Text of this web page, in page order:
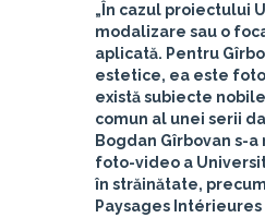
„În cazul proiectului
modalizare sau o
aplicată. Pentru
estetice, ea este
există subiecte
comun al unei serii
Bogdan Gîrbovan s-a
foto-video a
în străinătate,
Paysages